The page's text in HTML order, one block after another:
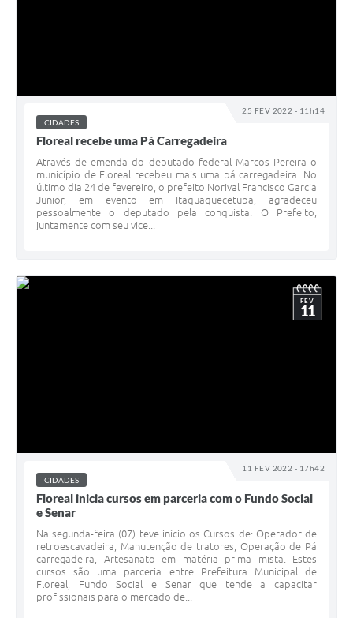
25 FEV 2022 - 11h14
CIDADES
Floreal recebe uma Pá Carregadeira
Através de emenda do deputado federal Marcos Pereira o
município de Floreal recebeu mais uma pá carregadeira. No
último dia 24 de fevereiro, o prefeito Norival Francisco Garcia
Junior, em evento em Itaquaquecetuba, agradeceu
pessoalmente o deputado pela conquista. O Prefeito,
juntamente com seu vice...
11 FEV 2022 - 17h42
FEV
11
CIDADES
Floreal inicia cursos em parceria com o Fundo Social
e Senar
Na segunda-feira (07) teve início os Cursos de: Operador de
retroescavadeira, Manutenção de tratores, Operação de Pá
carregadeira, Artesanato em matéria prima mista. Estes
cursos são uma parceria entre Prefeitura Municipal de
Floreal, Fundo Social e Senar que tende a capacitar
profissionais para o mercado de...